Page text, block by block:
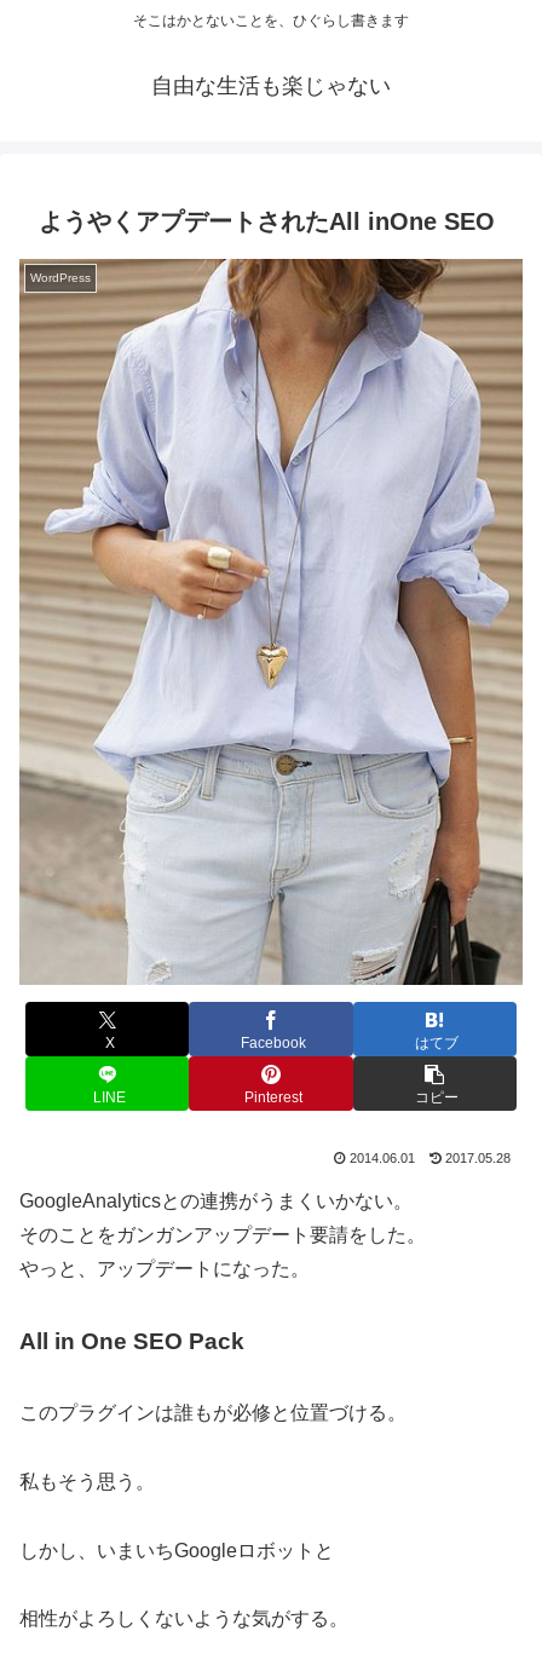
そこはかとないことを、ひぐらし書きます
自由な生活も楽じゃない
ようやくアプデートされたAll inOne SEO
WordPress
X Facebook はてブ
LINE Pinterest コピー
2014.06.01 2017.05.28
GoogleAnalyticsとの連携がうまくいかない。
そのことをガンガンアップデート要請をした。
やっと、アップデートになった。
All in One SEO Pack
このプラグインは誰もが必修と位置づける。
私もそう思う。
しかし、いまいちGoogleロボットと
相性がよろしくないような気がする。